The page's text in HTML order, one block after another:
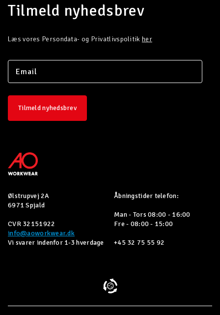
Tilmeld nyhedsbrev
Læs vores Persondata- og Privatlivspolitik her
Tilmeld nyhedsbrev
Ølstrupvej 2A
6971 Spjald
CVR 32151922
info@aoworkwear.dk
Vi svarer indenfor 1-3 hverdage
Åbningstider telefon:
Man - Tors 08:00 - 16:00
Fre - 08:00 - 15:00
+45 32 75 55 92